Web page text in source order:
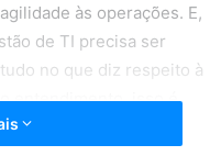
às operações. E,
de TI precisa ser
no que diz respeito à
entendimento, isso é
negócios em tempos